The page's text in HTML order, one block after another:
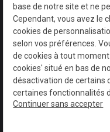
base de notre site et ne
Cependant, vous avez le
cookies de
selon vos préférences.
de cookies à tout
cookies' situé en bas de
désactivation de certains
certaines fonctionnalités
Continuer sans accepter